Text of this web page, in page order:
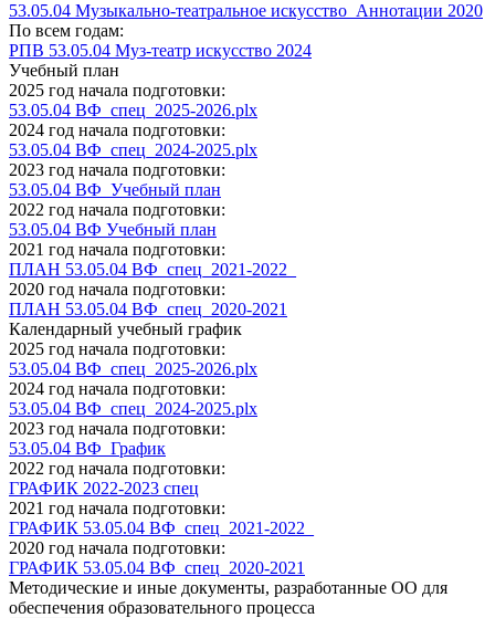
53.05.04 Музыкально-театральное искусство_Аннотации 2020
По всем годам:
РПВ 53.05.04 Муз-театр искусство 2024
Учебный план
2025 год начала подготовки:
53.05.04 ВФ_спец_2025-2026.plx
2024 год начала подготовки:
53.05.04 ВФ_спец_2024-2025.plx
2023 год начала подготовки:
53.05.04 ВФ_Учебный план
2022 год начала подготовки:
53.05.04 ВФ Учебный план
2021 год начала подготовки:
ПЛАН 53.05.04 ВФ_спец_2021-2022_
2020 год начала подготовки:
ПЛАН 53.05.04 ВФ_спец_2020-2021
Календарный учебный график
2025 год начала подготовки:
53.05.04 ВФ_спец_2025-2026.plx
2024 год начала подготовки:
53.05.04 ВФ_спец_2024-2025.plx
2023 год начала подготовки:
53.05.04 ВФ_График
2022 год начала подготовки:
ГРАФИК 2022-2023 спец
2021 год начала подготовки:
ГРАФИК 53.05.04 ВФ_спец_2021-2022_
2020 год начала подготовки:
ГРАФИК 53.05.04 ВФ_спец_2020-2021
Методические и иные документы, разработанные ОО для
обеспечения образовательного процесса